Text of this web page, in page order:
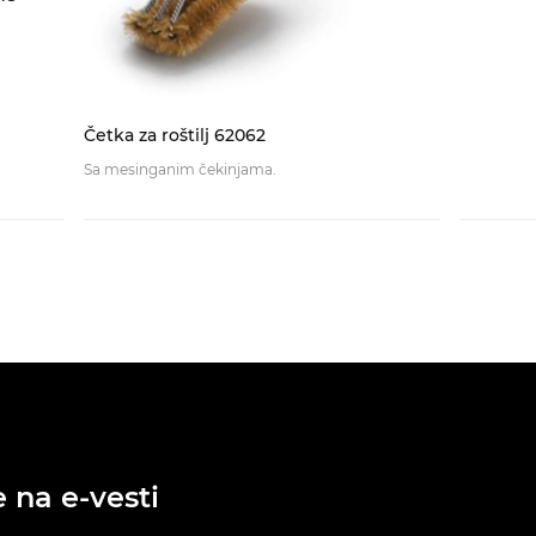
Četka za roštilj 62062
Sa mesinganim čekinjama.
na e-vesti